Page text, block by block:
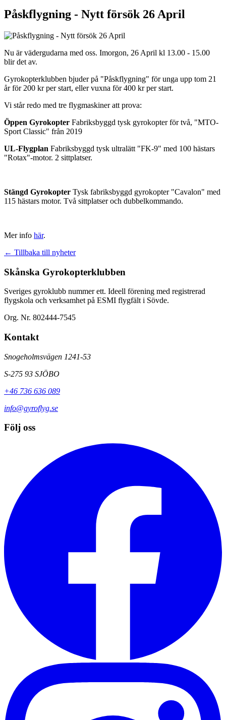
Påskflygning - Nytt försök 26 April
Nu är vädergudarna med oss. Imorgon, 26 April kl 13.00 - 15.00
blir det av.
Gyrokopterklubben bjuder på "Påskflygning" för unga upp tom 21
år för 200 kr per start, eller vuxna för 400 kr per start.
Vi står redo med tre flygmaskiner att prova:
Öppen Gyrokopter Fabriksbyggd tysk gyrokopter för två, "MTO-
Sport Classic" från 2019
UL-Flygplan Fabriksbyggd tysk ultralätt "FK-9" med 100 hästars
"Rotax"-motor. 2 sittplatser.
Stängd Gyrokopter Tysk fabriksbyggd gyrokopter "Cavalon" med
115 hästars motor. Två sittplatser och dubbelkommando.
Mer info här.
← Tillbaka till nyheter
Skånska Gyrokopterklubben
Sveriges gyroklubb nummer ett. Ideell förening med registrerad
flygskola och verksamhet på ESMI flygfält i Sövde.
Org. Nr. 802444-7545
Kontakt
Snogeholmsvägen 1241-53
S-275 93 SJÖBO
+46 736 636 089
info@gyroflyg.se
Följ oss